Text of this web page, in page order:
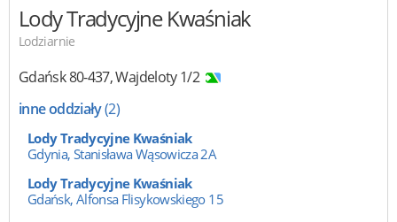
Lody Tradycyjne Kwaśniak
Lodziarnie
Gdańsk80-437,Wajdeloty 1/2
inne oddziały(2)
Lody Tradycyjne Kwaśniak
Gdynia, Stanisława Wąsowicza 2A
Lody Tradycyjne Kwaśniak
Gdańsk, Alfonsa Flisykowskiego 15